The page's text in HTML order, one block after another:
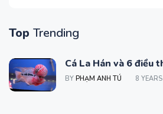
Top Trending
Cá La Hán và 6 điều
BY PHẠM ANH TÚ 8